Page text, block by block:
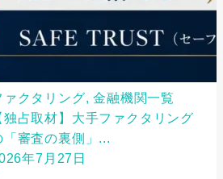
ァクタリング, 金融機関一覧
独占取材】大手ファクタリング
「審査の裏側」...
年7月27日